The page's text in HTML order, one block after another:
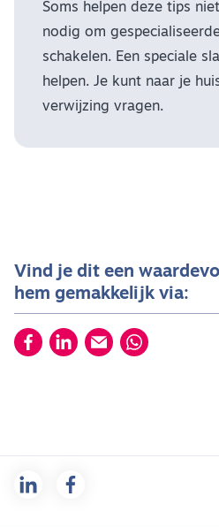
Soms helpen deze tips
nodig om
schakelen. Een speciale
helpen. Je kunt naar je
verwijzing vragen.
Vind je dit een
hem gemakkelijk via: